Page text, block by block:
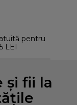
pentru
LEI
și fii la